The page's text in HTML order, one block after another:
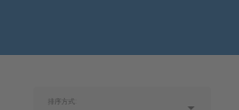
排序方式: